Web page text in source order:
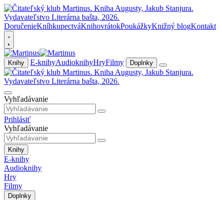
DoručenieKníhkupectváKnihovrátokPoukážkyKnižný blogKontakt
Knihy E-knihyAudioknihyHryFilmy Doplnky
Vyhľadávanie
Prihlásiť
Vyhľadávanie
Knihy
E-knihy
Audioknihy
Hry
Filmy
Doplnky